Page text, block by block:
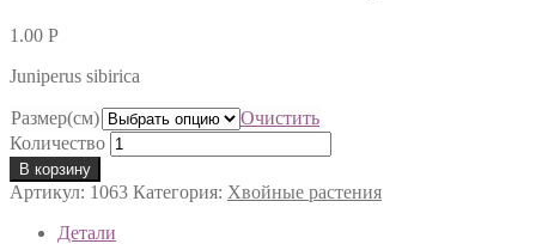
1.00 Р
Juniperus sibirica
Размер(см)
Очистить
Количество
В корзину
Артикул: 1063 Категория: Хвойные растения
Детали